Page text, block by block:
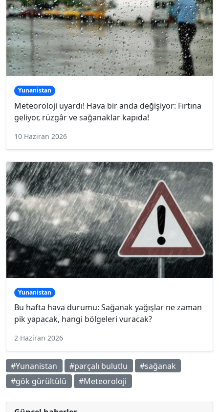
Yunanistan
Meteoroloji uyardı! Hava bir anda değişiyor: Fırtına
geliyor, rüzgâr ve sağanaklar kapıda!
10 Haziran 2026
Yunanistan
Bu hafta hava durumu: Sağanak yağışlar ne zaman
pik yapacak, hangi bölgeleri vuracak?
2 Haziran 2026
#Yunanistan #parçalı bulutlu
#sağanak
#gök gürültülü
#Meteoroloji